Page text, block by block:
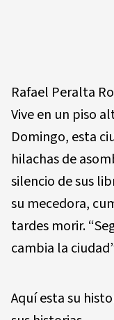
Rafael Peralta
Vive en un piso
Domingo, esta
hilachas de
silencio de sus
su mecedora,
tardes morir.
cambia la
Aquí esta su